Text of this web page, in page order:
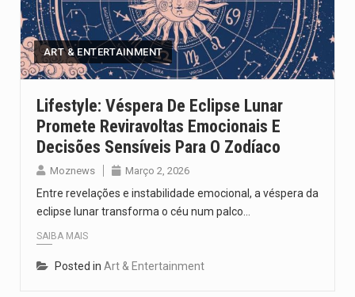
O pagamento marca o desfecho de um dos processos mais…
O programa, cuja implementação está prevista entre abril de 2026…
ART & ENTERTAINMENT
Lifestyle: Véspera De Eclipse Lunar
Promete Reviravoltas Emocionais E
Decisões Sensíveis Para O Zodíaco
Moznews Março 2, 2026
Entre revelações e instabilidade emocional, a véspera da
eclipse lunar transforma o céu num palco…
SAIBA MAIS
Posted in Art & Entertainment